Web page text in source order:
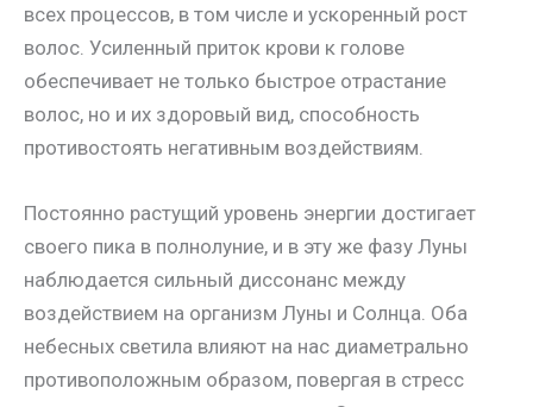
всех процессов, в том числе и ускоренный рост
волос. Усиленный приток крови к голове
обеспечивает не только быстрое отрастание
волос, но и их здоровый вид, способность
противостоять негативным воздействиям.
Постоянно растущий уровень энергии достигает
своего пика в полнолуние, и в эту же фазу Луны
наблюдается сильный диссонанс между
воздействием на организм Луны и Солнца. Оба
небесных светила влияют на нас диаметрально
противоположным образом, повергая в стресс